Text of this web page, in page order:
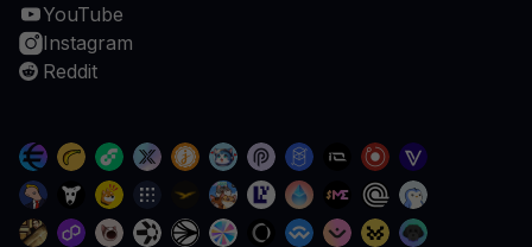
YouTube
Instagram
Reddit